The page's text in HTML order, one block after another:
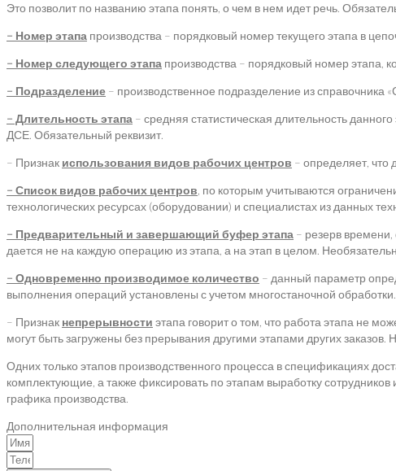
Это позволит по названию этапа понять, о чем в нем идет речь.
– Номер этапа производства – порядковый номер текущего этапа в
– Номер следующего этапа производства – порядковый номер этапа,
– Подразделение – производственное подразделение из справочника
– Длительность этапа – средняя статистическая длительность
ДСЕ. Обязательный реквизит.
– Признак использования видов рабочих центров – определяет, что
– Список видов рабочих центров , по которым учитываются
технологических ресурсах (оборудовании) и специалистах из данных
– Предварительный и завершающий буфер этапа – резерв
дается не на каждую операцию из этапа, а на этап в целом.
– Одновременно производимое количество – данный параметр
выполнения операций установлены с учетом многостаночной
– Признак непрерывности этапа говорит о том, что работа этапа не
могут быть загружены без прерывания другими этапами других заказов.
Одних только этапов производственного процесса в спецификациях
комплектующие, а также фиксировать по этапам выработку
графика производства.
Дополнительная информация